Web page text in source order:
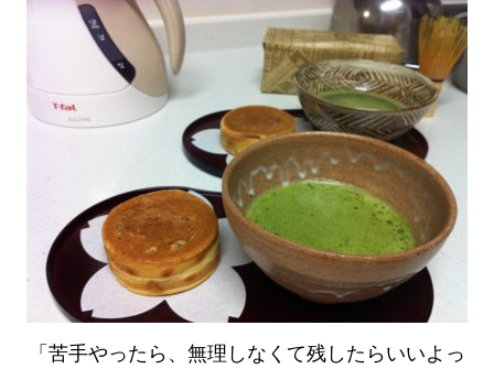
「苦手やったら、無理しなくて残したらいいよっ